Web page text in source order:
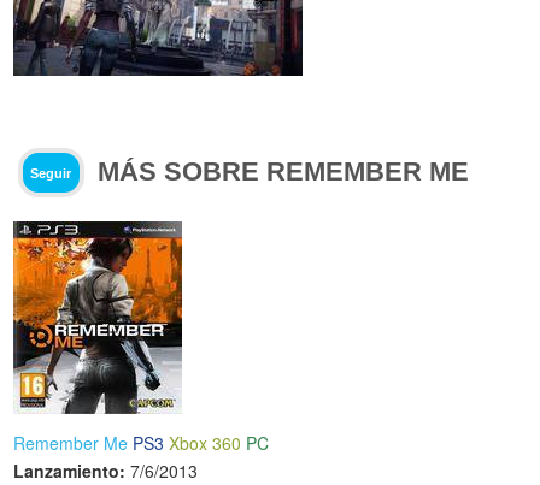
Seguir MÁS SOBRE REMEMBER ME
Remember Me PS3 Xbox 360 PC
Lanzamiento: 7/6/2013